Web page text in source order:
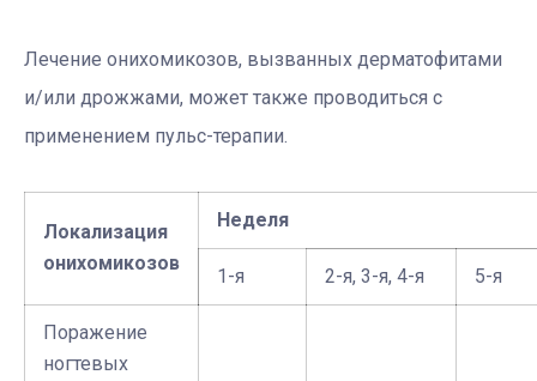
Лечение онихомикозов, вызванных дерматофитами
и/или дрожжами, может также проводиться с
применением пульс-терапии.
Локализация
онихомикозов
Неделя
1-я 2-я, 3-я, 4-я 5-я
Поражение
ногтевых